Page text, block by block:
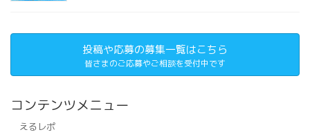
投稿や応募の募集一覧はこちら
皆さまのご応募やご相談を受付中です
コンテンツメニュー
えるレポ